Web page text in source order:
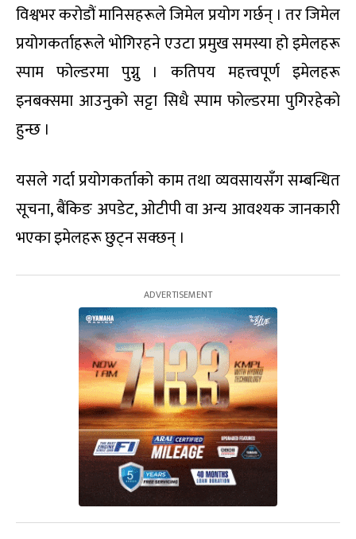
विश्वभर करोडौं मानिसहरूले जिमेल प्रयोग गर्छन् । तर जिमेल
प्रयोगकर्ताहरूले भोगिरहने एउटा प्रमुख समस्या हो इमेलहरू
स्पाम फोल्डरमा पुग्नु । कतिपय महत्त्वपूर्ण इमेलहरू
इनबक्समा आउनुको सट्टा सिधै स्पाम फोल्डरमा पुगिरहेको
हुन्छ ।
यसले गर्दा प्रयोगकर्ताको काम तथा व्यवसायसँग सम्बन्धित
सूचना, बैंकिङ अपडेट, ओटीपी वा अन्य आवश्यक जानकारी
भएका इमेलहरू छुट्न सक्छन् ।